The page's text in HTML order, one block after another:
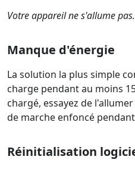
Votre appareil ne s'allume pas.
Manque d'énergie
La solution la plus simple
charge pendant au moins
chargé, essayez de
de marche enfoncé
Réinitialisation